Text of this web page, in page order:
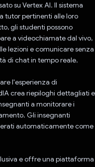
su Vertex AI. Il sistema
tutor pertinenti alle loro
gli studenti possono
a videochiamate dal vivo,
lezioni e comunicare senza
di chat in tempo reale.
l'esperienza di
crea riepiloghi dettagliati e
a monitorare i
Gli insegnanti
automaticamente come
e offre una piattaforma